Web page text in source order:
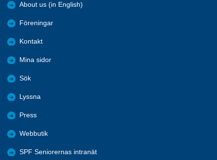
About us (in English)
Föreningar
Kontakt
Mina sidor
Sök
Lyssna
Press
Webbutik
SPF Seniorernas intranät